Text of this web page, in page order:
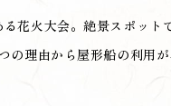
花火大会。絶景スポット
の理由から屋形船の利用が